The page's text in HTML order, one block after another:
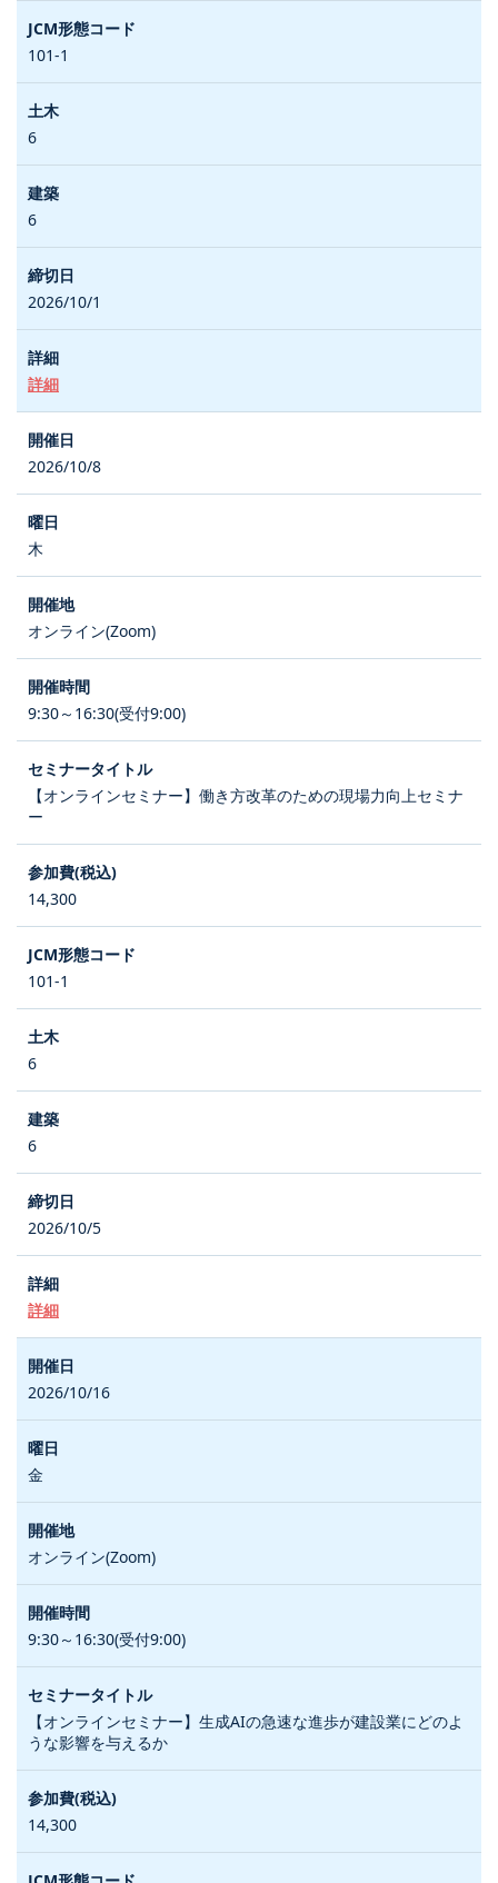
101-1
6
6
2026/10/1
詳細
2026/10/8
木
オンライン(Zoom)
9:30～16:30(受付9:00)
【オンラインセミナー】働き方改革のための現場力向上セミナ
ー
14,300
101-1
6
6
2026/10/5
詳細
2026/10/16
金
オンライン(Zoom)
9:30～16:30(受付9:00)
【オンラインセミナー】生成AIの急速な進歩が建設業にどのよ
うな影響を与えるか
14,300